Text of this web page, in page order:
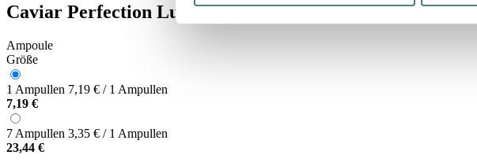
Caviar Perfection Luxury Anti-Wrinkle Ampoule
Ampoule
Größe
1 Ampullen 7,19 € / 1 Ampullen
7,19 €
7 Ampullen 3,35 € / 1 Ampullen
23,44 €